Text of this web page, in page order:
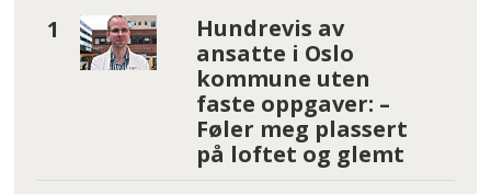
Hundrevis av
ansatte i Oslo
kommune uten
faste oppgaver: –
Føler meg plassert
på loftet og glemt